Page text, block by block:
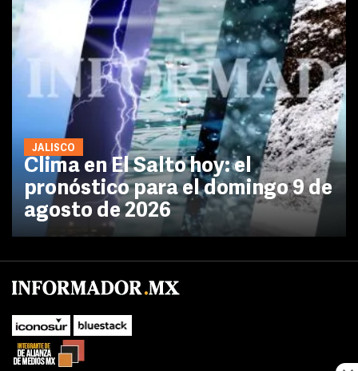
JALISCO
Clima en El Salto hoy: el
pronóstico para el domingo 9 de
agosto de 2026